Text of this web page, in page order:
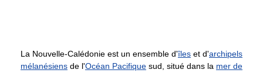
La Nouvelle-Calédonie est un ensemble d'îles et d'archipels
mélanésiens de l'Océan Pacifique sud, situé dans la mer de